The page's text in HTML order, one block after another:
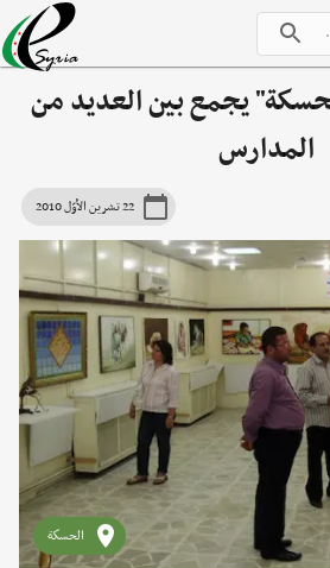
يجمع بين العديد من
المدارس
22 تشرين الأوّل 2010
الحسكة